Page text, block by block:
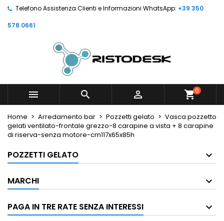
Telefono Assistenza Clienti e Informazioni WhatsApp: +39 350
578 0661
   shopping_cart0
Home Arredamento bar Pozzetti gelato
Vasca pozzetto
gelati ventilato-frontale grezzo-8 carapine a vista + 8 carapine
di riserva-senza motore-cm117x65x85h
POZZETTI GELATO
MARCHI
PAGA IN TRE RATE SENZA INTERESSI